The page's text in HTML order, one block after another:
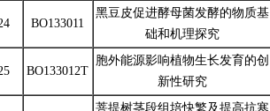
BO133011
黑豆皮促进酵母菌发酵的物质基
础和机理探究
BO133012T
胞外能源影响植物生长发育的创
新性研究
菩提树茎段组培快繁及提高抗寒